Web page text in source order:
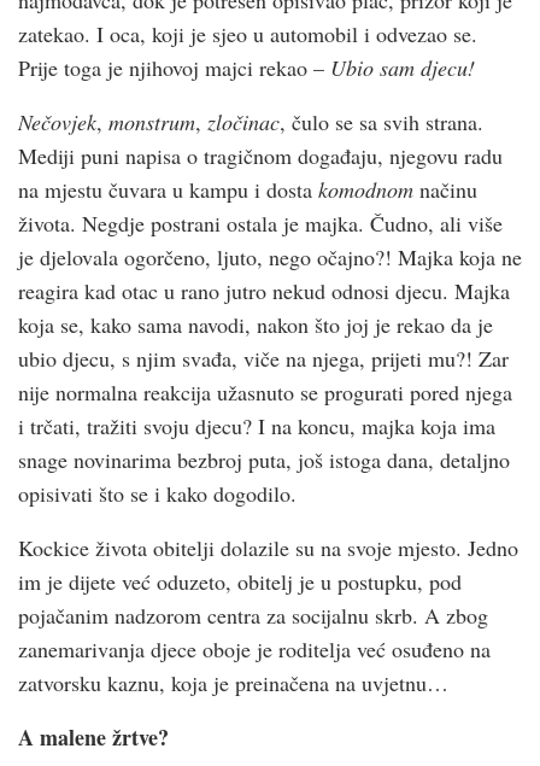
zatekao. I oca, koji je sjeo u automobil i odvezao se.
Prije toga je njihovoj majci rekao – Ubio sam djecu!
Nečovjek, monstrum, zločinac, čulo se sa svih strana.
Mediji puni napisa o tragičnom događaju, njegovu radu
na mjestu čuvara u kampu i dosta komodnom načinu
života. Negdje postrani ostala je majka. Čudno, ali više
je djelovala ogorčeno, ljuto, nego očajno?! Majka koja ne
reagira kad otac u rano jutro nekud odnosi djecu. Majka
koja se, kako sama navodi, nakon što joj je rekao da je
ubio djecu, s njim svađa, viče na njega, prijeti mu?! Zar
nije normalna reakcija užasnuto se progurati pored njega
i trčati, tražiti svoju djecu? I na koncu, majka koja ima
snage novinarima bezbroj puta, još istoga dana, detaljno
opisivati što se i kako dogodilo.
Kockice života obitelji dolazile su na svoje mjesto. Jedno
im je dijete već oduzeto, obitelj je u postupku, pod
pojačanim nadzorom centra za socijalnu skrb. A zbog
zanemarivanja djece oboje je roditelja već osuđeno na
zatvorsku kaznu, koja je preinačena na uvjetnu…
A malene žrtve?